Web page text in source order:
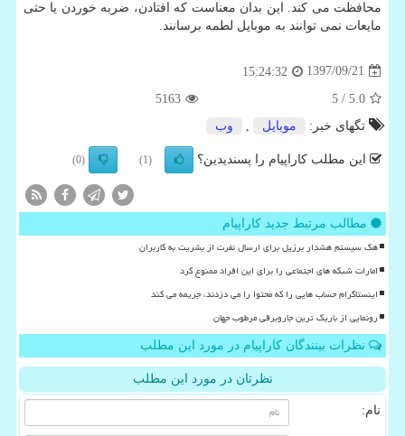
محافظت می كند. این بدان معناست كه افتادن، ضربه خوردن یا حتی
مایعات نمی توانند به موبایل لطمه برسانند.
1397/09/21
15:24:32
5.0
/ 5
5163
تگهای خبر:
موبایل وب
این مطلب کاراپیام را پسندیدین؟ (1)
(0)
مطالب مرتبط جدید کاراپیام
هک سیستم هشدار برزیل برای ارسال نفرت از بشریت به کاربران
امارات شبکه های اجتماعی را برای این افراد ممنوع کرد
اینستاگرام حساب هایی را که محتوا را می دزدند، جریمه می کند
رونمایی از باریک ترین جاروبرقی مرطوب جهان
نظرات بینندگان کاراپیام در مورد این مطلب
نظرتان در مورد این مطلب
نام: